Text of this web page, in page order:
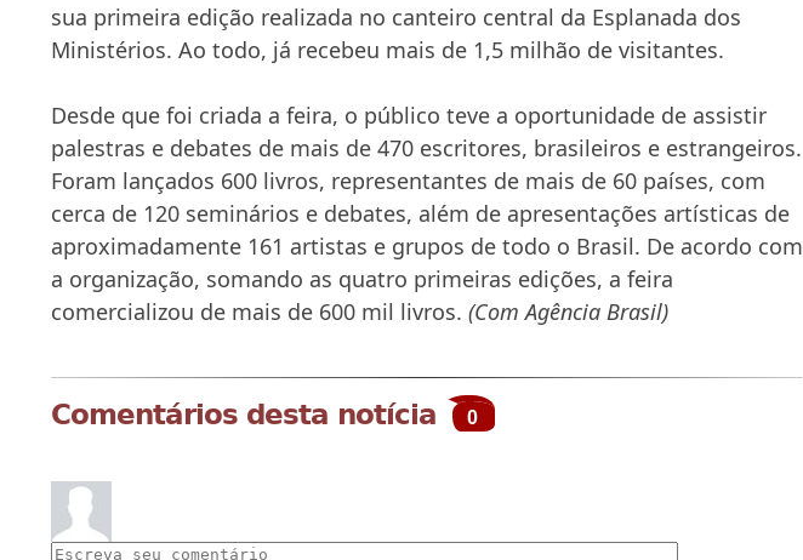
sua primeira edição realizada no canteiro central da Esplanada dos
Ministérios. Ao todo, já recebeu mais de 1,5 milhão de visitantes.
Desde que foi criada a feira, o público teve a oportunidade de assistir
palestras e debates de mais de 470 escritores, brasileiros e estrangeiros.
Foram lançados 600 livros, representantes de mais de 60 países, com
cerca de 120 seminários e debates, além de apresentações artísticas de
aproximadamente 161 artistas e grupos de todo o Brasil. De acordo com
a organização, somando as quatro primeiras edições, a feira
comercializou de mais de 600 mil livros. (Com Agência Brasil)
Comentários desta notícia 0